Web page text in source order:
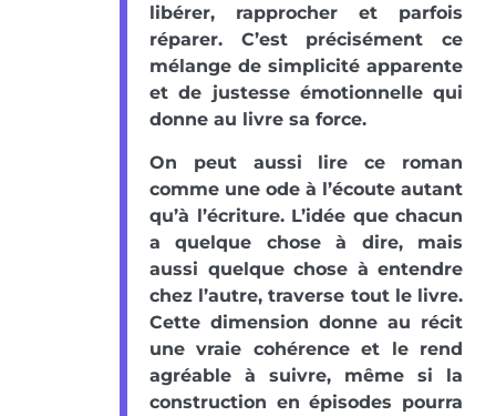
libérer, rapprocher et parfois
réparer. C’est précisément ce
mélange de simplicité apparente
et de justesse émotionnelle qui
donne au livre sa force.
On peut aussi lire ce roman
comme une ode à l’écoute autant
qu’à l’écriture. L’idée que chacun
a quelque chose à dire, mais
aussi quelque chose à entendre
chez l’autre, traverse tout le livre.
Cette dimension donne au récit
une vraie cohérence et le rend
agréable à suivre, même si la
construction en épisodes pourra